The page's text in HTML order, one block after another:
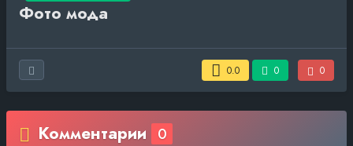
Фото мода
0.0 0 0
Комментарии 0